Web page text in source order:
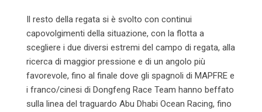
Il resto della regata si è svolto con continui
capovolgimenti della situazione, con la flotta a
scegliere i due diversi estremi del campo di regata, alla
ricerca di maggior pressione e di un angolo più
favorevole, fino al finale dove gli spagnoli di MAPFRE e
i franco/cinesi di Dongfeng Race Team hanno beffato
sulla linea del traguardo Abu Dhabi Ocean Racing, fino